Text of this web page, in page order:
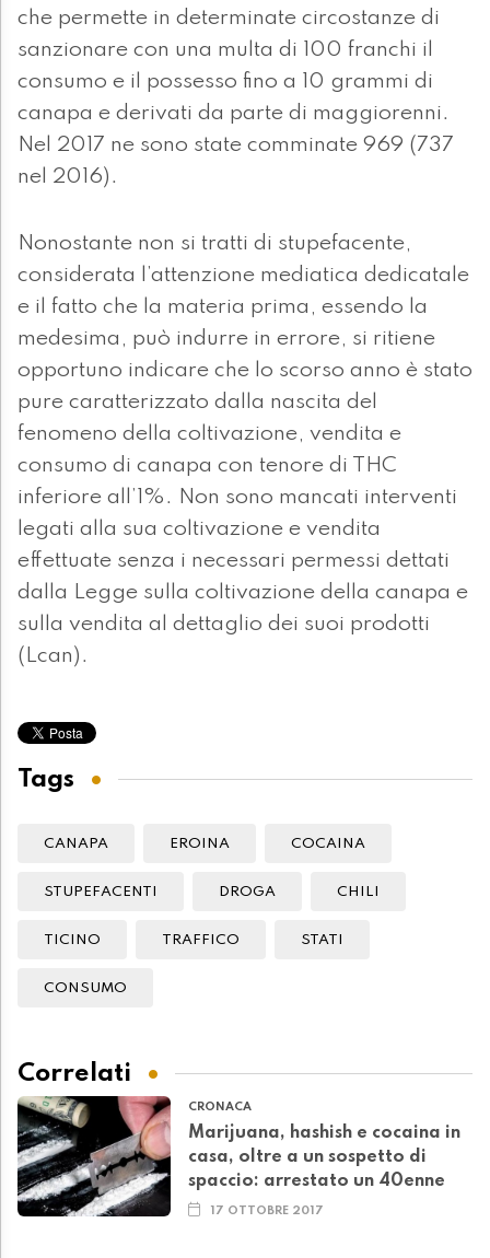
che permette in determinate circostanze di
sanzionare con una multa di 100 franchi il
consumo e il possesso fino a 10 grammi di
canapa e derivati da parte di maggiorenni.
Nel 2017 ne sono state comminate 969 (737
nel 2016).
Nonostante non si tratti di stupefacente,
considerata l’attenzione mediatica dedicatale
e il fatto che la materia prima, essendo la
medesima, può indurre in errore, si ritiene
opportuno indicare che lo scorso anno è stato
pure caratterizzato dalla nascita del
fenomeno della coltivazione, vendita e
consumo di canapa con tenore di THC
inferiore all’1%. Non sono mancati interventi
legati alla sua coltivazione e vendita
effettuate senza i necessari permessi dettati
dalla Legge sulla coltivazione della canapa e
sulla vendita al dettaglio dei suoi prodotti
(Lcan).
Tags
CANAPA EROINA COCAINA
STUPEFACENTI DROGA CHILI
TICINO TRAFFICO STATI
CONSUMO
Correlati
CRONACA
Marijuana, hashish e cocaina in
casa, oltre a un sospetto di
spaccio: arrestato un 40enne
17 OTTOBRE 2017